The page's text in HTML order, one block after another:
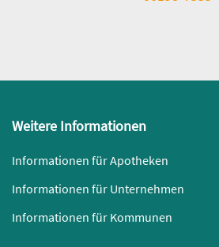
Weitere Informationen
Informationen für Apotheken
Informationen für Unternehmen
Informationen für Kommunen